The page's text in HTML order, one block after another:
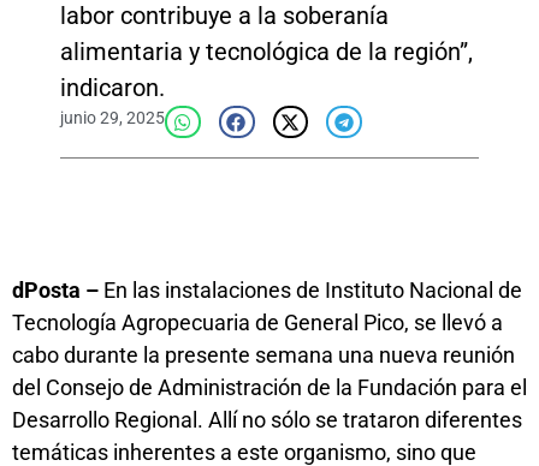
labor contribuye a la soberanía
alimentaria y tecnológica de la región”,
indicaron.
junio 29, 2025
dPosta – En las instalaciones de Instituto Nacional de
Tecnología Agropecuaria de General Pico, se llevó a
cabo durante la presente semana una nueva reunión
del Consejo de Administración de la Fundación para el
Desarrollo Regional. Allí no sólo se trataron diferentes
temáticas inherentes a este organismo, sino que